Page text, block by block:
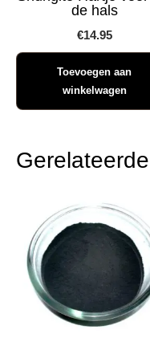
de hals
€14.95
Toevoegen aan
winkelwagen